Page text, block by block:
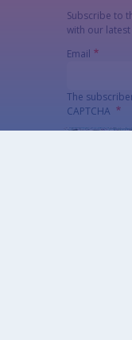
Subscribe to
with our latest
Email
The
CAPTCHA